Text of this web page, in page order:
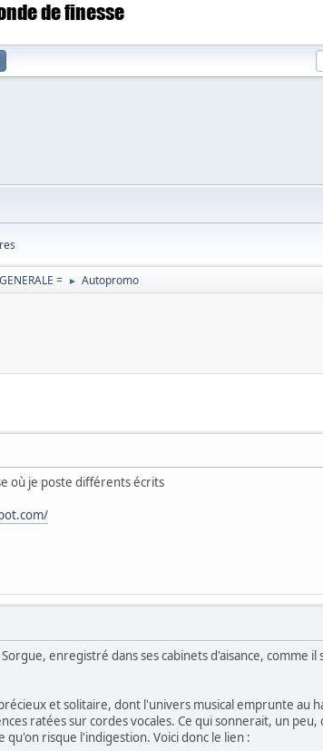
de finesse
= ► Autopromo
où je poste différents écrits
enregistré dans ses cabinets d'aisance, comme
et solitaire, dont l'univers musical emprunte au
ratées sur cordes vocales. Ce qui sonnerait, un
qu'on risque l'indigestion. Voici donc le lien :